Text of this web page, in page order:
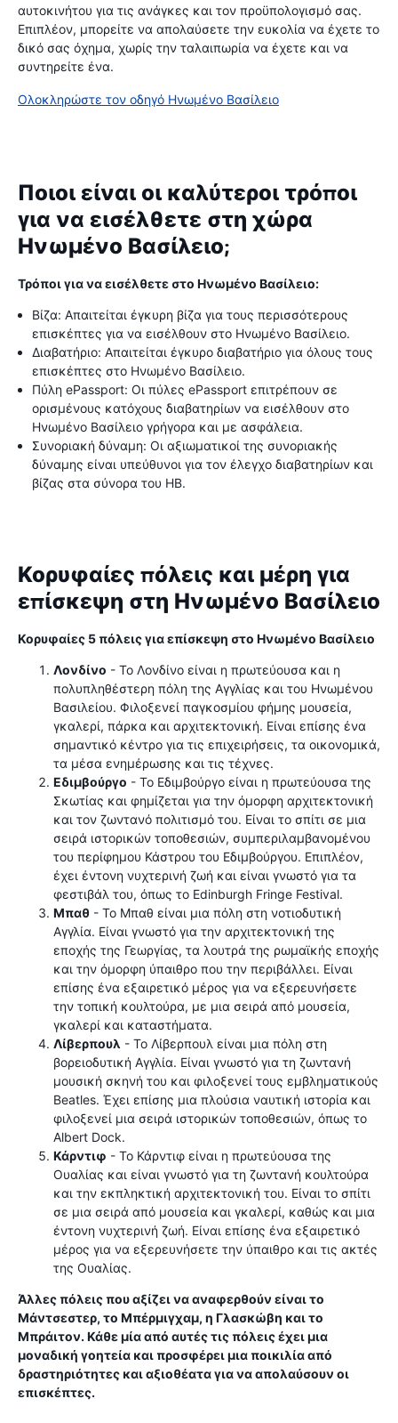
αυτοκινήτου για τις ανάγκες και τον προϋπολογισμό σας.
Επιπλέον, μπορείτε να απολαύσετε την ευκολία να έχετε το
δικό σας όχημα, χωρίς την ταλαιπωρία να έχετε και να
συντηρείτε ένα.
Ολοκληρώστε τον οδηγό Ηνωμένο Βασίλειο
Ποιοι είναι οι καλύτεροι τρόποι
για να εισέλθετε στη χώρα
Ηνωμένο Βασίλειο;
Τρόποι για να εισέλθετε στο Ηνωμένο Βασίλειο:
Βίζα: Απαιτείται έγκυρη βίζα για τους περισσότερους
επισκέπτες για να εισέλθουν στο Ηνωμένο Βασίλειο.
Διαβατήριο: Απαιτείται έγκυρο διαβατήριο για όλους τους
επισκέπτες στο Ηνωμένο Βασίλειο.
Πύλη ePassport: Οι πύλες ePassport επιτρέπουν σε
ορισμένους κατόχους διαβατηρίων να εισέλθουν στο
Ηνωμένο Βασίλειο γρήγορα και με ασφάλεια.
Συνοριακή δύναμη: Οι αξιωματικοί της συνοριακής
δύναμης είναι υπεύθυνοι για τον έλεγχο διαβατηρίων και
βίζας στα σύνορα του ΗΒ.
Κορυφαίες πόλεις και μέρη για
επίσκεψη στη Ηνωμένο Βασίλειο
Κορυφαίες 5 πόλεις για επίσκεψη στο Ηνωμένο Βασίλειο
Λονδίνο - Το Λονδίνο είναι η πρωτεύουσα και η
πολυπληθέστερη πόλη της Αγγλίας και του Ηνωμένου
Βασιλείου. Φιλοξενεί παγκοσμίου φήμης μουσεία,
γκαλερί, πάρκα και αρχιτεκτονική. Είναι επίσης ένα
σημαντικό κέντρο για τις επιχειρήσεις, τα οικονομικά,
τα μέσα ενημέρωσης και τις τέχνες.
Εδιμβούργο - Το Εδιμβούργο είναι η πρωτεύουσα της
Σκωτίας και φημίζεται για την όμορφη αρχιτεκτονική
και τον ζωντανό πολιτισμό του. Είναι το σπίτι σε μια
σειρά ιστορικών τοποθεσιών, συμπεριλαμβανομένου
του περίφημου Κάστρου του Εδιμβούργου. Επιπλέον,
έχει έντονη νυχτερινή ζωή και είναι γνωστό για τα
φεστιβάλ του, όπως το Edinburgh Fringe Festival.
Μπαθ - Το Μπαθ είναι μια πόλη στη νοτιοδυτική
Αγγλία. Είναι γνωστό για την αρχιτεκτονική της
εποχής της Γεωργίας, τα λουτρά της ρωμαϊκής εποχής
και την όμορφη ύπαιθρο που την περιβάλλει. Είναι
επίσης ένα εξαιρετικό μέρος για να εξερευνήσετε
την τοπική κουλτούρα, με μια σειρά από μουσεία,
γκαλερί και καταστήματα.
Λίβερπουλ - Το Λίβερπουλ είναι μια πόλη στη
βορειοδυτική Αγγλία. Είναι γνωστό για τη ζωντανή
μουσική σκηνή του και φιλοξενεί τους εμβληματικούς
Beatles. Έχει επίσης μια πλούσια ναυτική ιστορία και
φιλοξενεί μια σειρά ιστορικών τοποθεσιών, όπως το
Albert Dock.
Κάρντιφ - Το Κάρντιφ είναι η πρωτεύουσα της
Ουαλίας και είναι γνωστό για τη ζωντανή κουλτούρα
και την εκπληκτική αρχιτεκτονική του. Είναι το σπίτι
σε μια σειρά από μουσεία και γκαλερί, καθώς και μια
έντονη νυχτερινή ζωή. Είναι επίσης ένα εξαιρετικό
μέρος για να εξερευνήσετε την ύπαιθρο και τις ακτές
της Ουαλίας.
Άλλες πόλεις που αξίζει να αναφερθούν είναι το
Μάντσεστερ, το Μπέρμιγχαμ, η Γλασκώβη και το
Μπράιτον. Κάθε μία από αυτές τις πόλεις έχει μια
μοναδική γοητεία και προσφέρει μια ποικιλία από
δραστηριότητες και αξιοθέατα για να απολαύσουν οι
επισκέπτες.